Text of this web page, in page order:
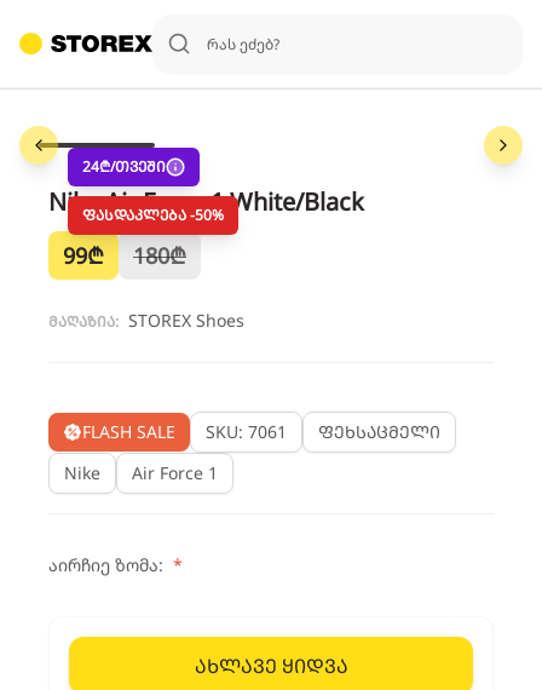
24₾/თვეში
ფასდაკლება -50%
Nike Air Force 1 White/Black
99₾ 180₾
მაღაზია: STOREX Shoes
FLASH SALE SKU: 7061
ფეხსაცმელი
Nike
Air Force 1
აირჩიე ზომა: *
ახლავე ყიდვა